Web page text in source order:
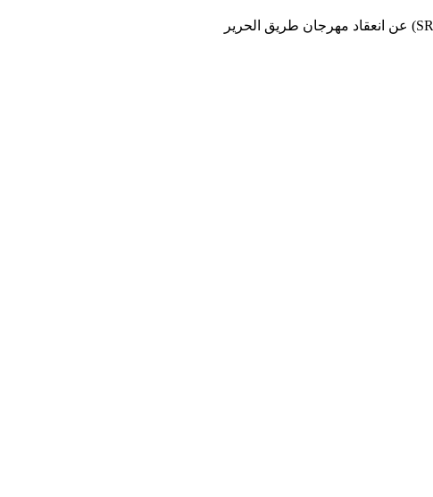
أعلن منتدى الأمم المتحدة لطريق الحرير العالمي (UNWSF)واتحاد شعراء طريق الحرير الدولي (SRIPF) عن انعقاد مهرجان طريق الحرير